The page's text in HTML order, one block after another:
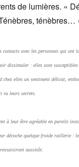
de lumières. «
ténèbres…
contacts avec les personnes qui ont
dissimuler : elles sont
chez elles un sentiment délicat,
vu leurs secrets.
à leur être agréable en pareils
décoche quelque froide raillerie :
aussitôt.